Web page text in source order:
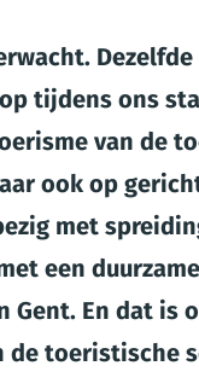
tijdens ons
van de
ook op
met
een
Gent. En dat is
de toeristische